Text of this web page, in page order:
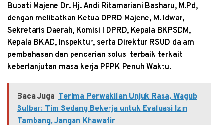
Bupati Majene Dr. Hj. Andi Ritamariani Basharu, M.Pd,
dengan melibatkan Ketua DPRD Majene, M. Idwar,
Sekretaris Daerah, Komisi I DPRD, Kepala BKPSDM,
Kepala BKAD, Inspektur, serta Direktur RSUD dalam
pembahasan dan pencarian solusi terbaik terkait
keberlanjutan masa kerja PPPK Penuh Waktu.
Baca Juga Terima Perwakilan Unjuk Rasa, Wagub
Sulbar: Tim Sedang Bekerja untuk Evaluasi Izin
Tambang, Jangan Khawatir